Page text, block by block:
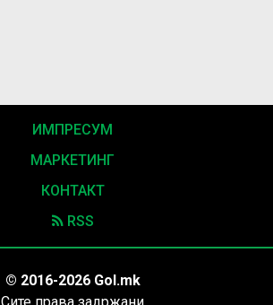
ИМПРЕСУМ
МАРКЕТИНГ
КОНТАКТ
RSS
© 2016-2026 Gol.mk